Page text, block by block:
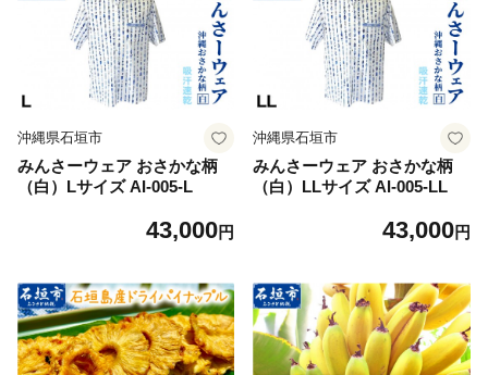
沖縄県石垣市
みんさーウェア おさかな柄
（白）Lサイズ AI-005-L
43,000円
沖縄県石垣市
みんさーウェア おさかな柄
（白）LLサイズ AI-005-LL
43,000円